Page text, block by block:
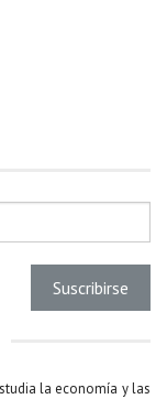
la economía y las